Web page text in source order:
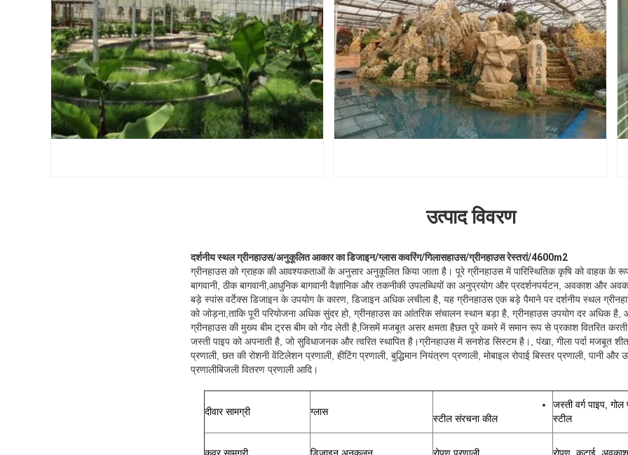
उत्पाद विवरण
दर्शनीय स्थल ग्रीनहाउस/अनुकूलित आकार का डिजाइन/ग्लास कवरिंग/गिलासहाउस/ग्रीनहाउस रेस्तरां/4600m2
ग्रीनहाउस को ग्राहक की आवश्यकताओं के अनुसार अनुकूलित किया जाता है। पूरे ग्रीनहाउस में पारिस्थितिक कृषि को वाहक के
बागवानी, ठीक बागवानी,आधुनिक बागवानी वैज्ञानिक और तकनीकी उपलब्धियों का अनुप्रयोग और प्रदर्शनपर्यटन, अवकाश और
बड़े स्पांस वर्टेक्स डिजाइन के उपयोग के कारण, डिजाइन अधिक लचीला है, यह ग्रीनहाउस एक बड़े पैमाने पर दर्शनीय स्थल
को जोड़ना,ताकि पूरी परियोजना अधिक सुंदर हो, ग्रीनहाउस का आंतरिक संचालन स्थान बड़ा है, ग्रीनहाउस उपयोग दर अधिक है,
ग्रीनहाउस की मुख्य बीम ट्रस बीम को गोद लेती है,जिसमें मजबूत असर क्षमता हैछत पूरे कमरे में समान रूप से प्रकाश वितरित
जस्ती पाइप को अपनाती है, जो सुविधाजनक और त्वरित स्थापित है।ग्रीनहाउस में सनशेड सिस्टम है।, पंखा, गीला पर्दा मजबूत
प्रणाली, छत की रोशनी वेंटिलेशन प्रणाली, हीटिंग प्रणाली, बुद्धिमान नियंत्रण प्रणाली, मोबाइल रोपाई बिस्तर प्रणाली, पानी और
प्रणालीबिजली वितरण प्रणाली आदि।
दीवार सामग्री ग्लास
स्टील संरचना कील
जस्ती वर्ग पाइप,
स्टील